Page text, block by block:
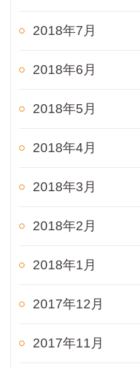
2018年7月
2018年6月
2018年5月
2018年4月
2018年3月
2018年2月
2018年1月
2017年12月
2017年11月